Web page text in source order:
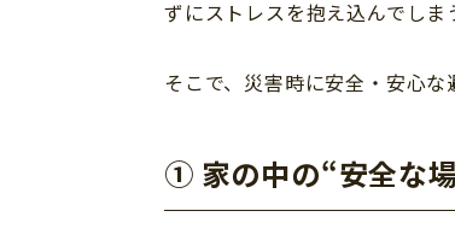
ずにストレスを抱え込んでしま
そこで、災害時に安全・安心
① 家の中の“安全な